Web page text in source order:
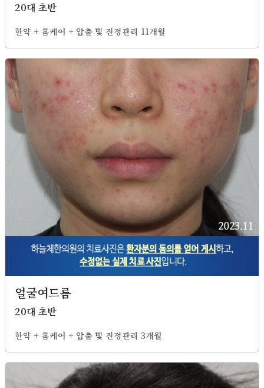
20대 초반
한약 + 홈케어 + 압출 및 진정관리 11개월
얼굴여드름
20대 초반
한약 + 홈케어 + 압출 및 진정관리 3개월